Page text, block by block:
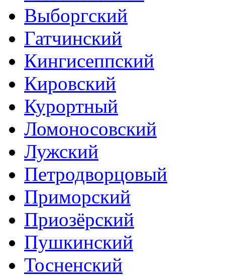
Выборгский
Гатчинский
Кингисеппский
Кировский
Курортный
Ломоносовский
Лужский
Петродворцовый
Приморский
Приозёрский
Пушкинский
Тосненский